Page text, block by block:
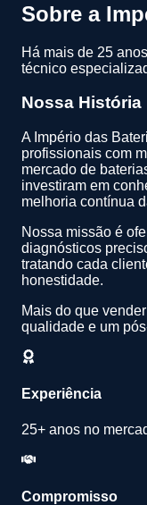
Sobre a
Há mais de 25
técnico
Nossa História
A Império das
profissionais com
mercado de
investiram em
melhoria contínua
Nossa missão é
diagnósticos
tratando cada
honestidade.
Mais do que
qualidade e um
Experiência
25+ anos no
Compromisso